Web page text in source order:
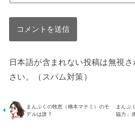
日本語が含まれない投稿は無視
さい。（スパム対策）
まんぷくの牧恵（橋本マナミ）のモ
デルは誰？
まんぷ
協力」